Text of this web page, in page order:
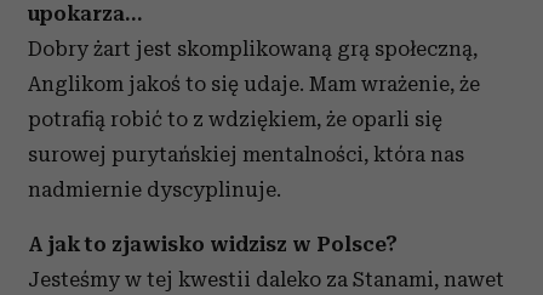
upokarza…
Dobry żart jest skomplikowaną grą społeczną,
Anglikom jakoś to się udaje. Mam wrażenie, że
potrafią robić to z wdziękiem, że oparli się
surowej purytańskiej mentalności, która nas
nadmiernie dyscyplinuje.
A jak to zjawisko widzisz w Polsce?
Jesteśmy w tej kwestii daleko za Stanami, nawet